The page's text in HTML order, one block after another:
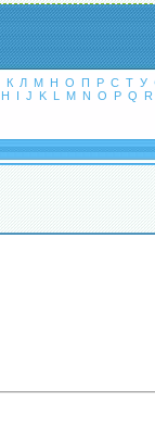
К Л М Н О П Р С Т У
H I J K L M N O P Q R